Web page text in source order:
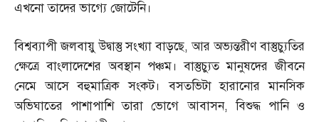
এখনো তাদের ভাগ্যে জোটেনি।
বিশ্বব্যাপী জলবায়ু উদ্বাস্তু সংখ্যা বাড়ছে,আর অভ্যন্তরীণ বাস্তুচ্যুতির
ক্ষেত্রে বাংলাদেশের অবস্থান পঞ্চম। বাস্তুচ্যুত মানুষদের জীবনে
নেমে আসে বহুমাত্রিক সংকট। বসতভিটা হারানোর মানসিক
অভিঘাতের পাশাপাশি তারা ভোগে আবাসন,বিশুদ্ধ পানি ও